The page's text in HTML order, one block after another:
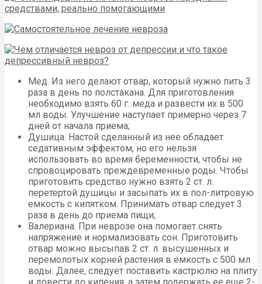
Мед. Из него делают отвар, который нужно пить 3
раза в день по полстакана. Для приготовления
необходимо взять 60 г. меда и развести их в 500
мл воды. Улучшение наступает примерно через 7
дней от начала приема;
Душица. Настой сделанный из нее обладает
седативным эффектом, но его нельзя
использовать во время беременности, чтобы не
спровоцировать преждевременные роды. Чтобы
приготовить средство нужно взять 2 ст. л.
перетертой душицы и засыпать их в пол-литровую
емкость с кипятком. Принимать отвар следует 3
раза в день до приема пищи;
Валериана. При неврозе она помогает снять
напряжение и нормализовать сон. Приготовить
отвар можно высыпав 2 ст. л. высушенных и
перемолотых корней растения в емкость с 500 мл
воды. Далее, следует поставить кастрюлю на плиту